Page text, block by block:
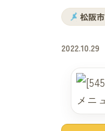
松阪市
2022.10.29